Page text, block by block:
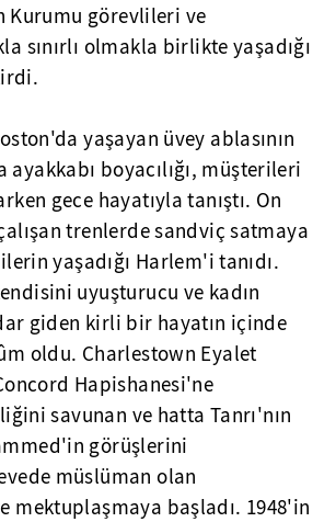
Kurumu görevlileri ve
sınırlı olmakla birlikte yaşadığı
yaşayan üvey ablasının
boyacılığı, müşterileri
gece hayatıyla tanıştı. On
trenlerde sandviç satmaya
yaşadığı Harlem'i tanıdı.
uyuşturucu ve kadın
giden kirli bir hayatın içinde
oldu. Charlestown Eyalet
Hapishanesi'ne
savunan ve hatta Tanrı'nın
görüşlerini
müslüman olan
mektuplaşmaya başladı. 1948'in